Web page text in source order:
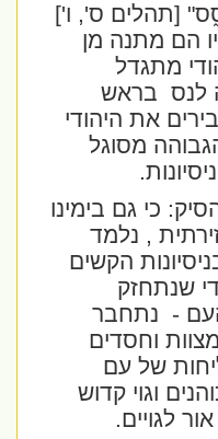
[תהלים ס', ו']
הם מתנה מן
מתגדל
בראש
את היהודי
מסוגל
כי גם בימינו
, נלמד
הקשים
שנתחזק
- נתחבר
וחסדים
של עם
וגוי קדוש
לגויים.